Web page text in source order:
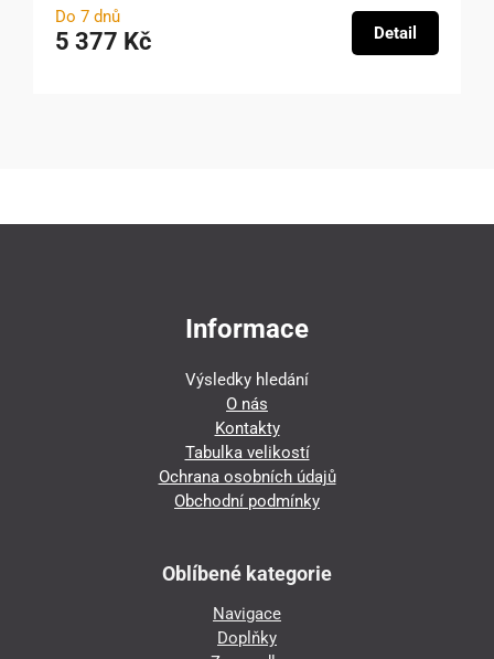
Do 7 dnů
5 377 Kč Detail
Informace
Výsledky hledání
O nás
Kontakty
Tabulka velikostí
Ochrana osobních údajů
Obchodní podmínky
Oblíbené kategorie
Navigace
Doplňky